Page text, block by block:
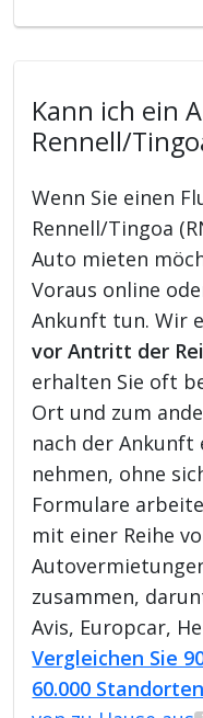
Kann ich ein
Rennell/
Wenn Sie einen
Rennell/Tingoa
Auto mieten
Voraus online
Ankunft tun. Wir
vor Antritt der
erhalten Sie oft
Ort und zum
nach der
nehmen, ohne
Formulare
mit einer Reihe
zusammen,
Avis, Europcar,
Vergleichen Sie
60.000 Standorten